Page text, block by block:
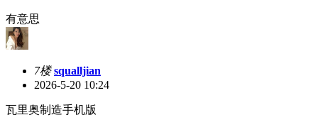
有意思
7楼 squalljian
2026-5-20 10:24
瓦里奥制造手机版